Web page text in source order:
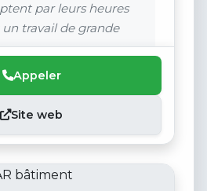
par leurs heures
travail de grande
Appeler
Site web